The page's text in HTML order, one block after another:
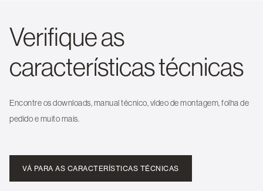
Verifique as
características técnicas
Encontre os downloads, manual técnico, vídeo de montagem, folha de
pedido e muito mais.
VÁ PARA AS CARACTERÍSTICAS TÉCNICAS